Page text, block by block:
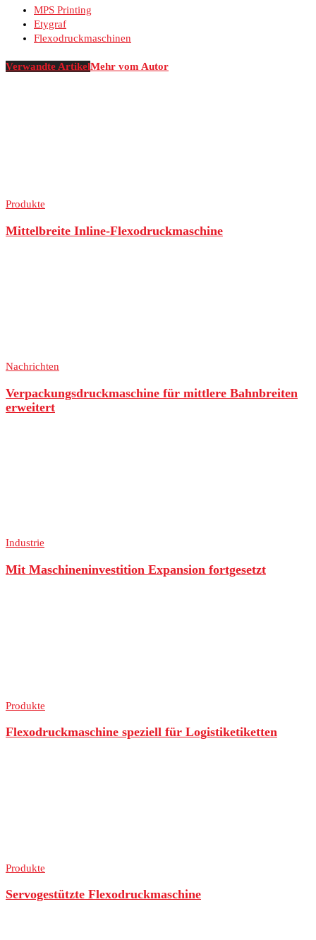
MPS Printing
Etygraf
Flexodruckmaschinen
Verwandte ArtikelMehr vom Autor
Produkte
Mittelbreite Inline-Flexodruckmaschine
Nachrichten
Verpackungsdruckmaschine für mittlere Bahnbreiten
erweitert
Industrie
Mit Maschineninvestition Expansion fortgesetzt
Produkte
Flexodruckmaschine speziell für Logistiketiketten
Produkte
Servogestützte Flexodruckmaschine